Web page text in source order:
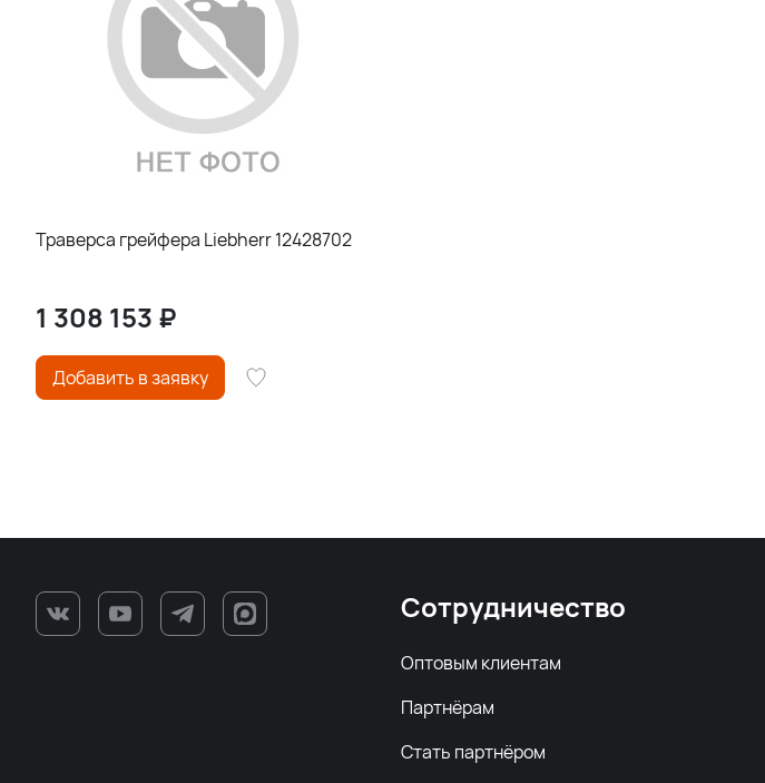
Траверса грейфера Liebherr 12428702
1 308 153 ₽
Добавить в заявку
Сотрудничество
Оптовым клиентам
Партнёрам
Стать партнёром